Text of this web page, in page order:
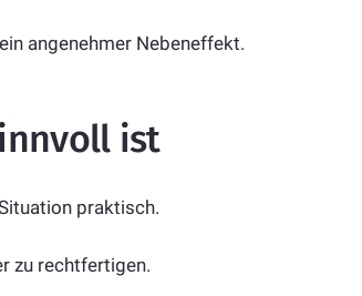
angenehmer Nebeneffekt.
ist
praktisch.
zu rechtfertigen.